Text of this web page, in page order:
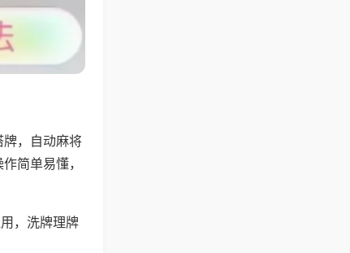
牌，自动麻将
简单易懂，
，洗牌理牌